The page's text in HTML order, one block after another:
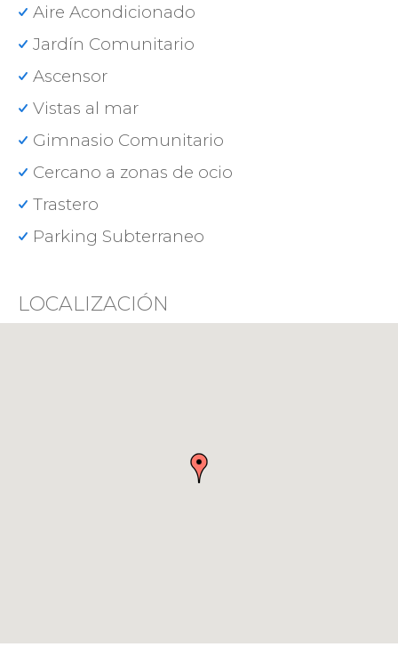
Aire Acondicionado
Jardín Comunitario
Ascensor
Vistas al mar
Gimnasio Comunitario
Cercano a zonas de ocio
Trastero
Parking Subterraneo
LOCALIZACIÓN